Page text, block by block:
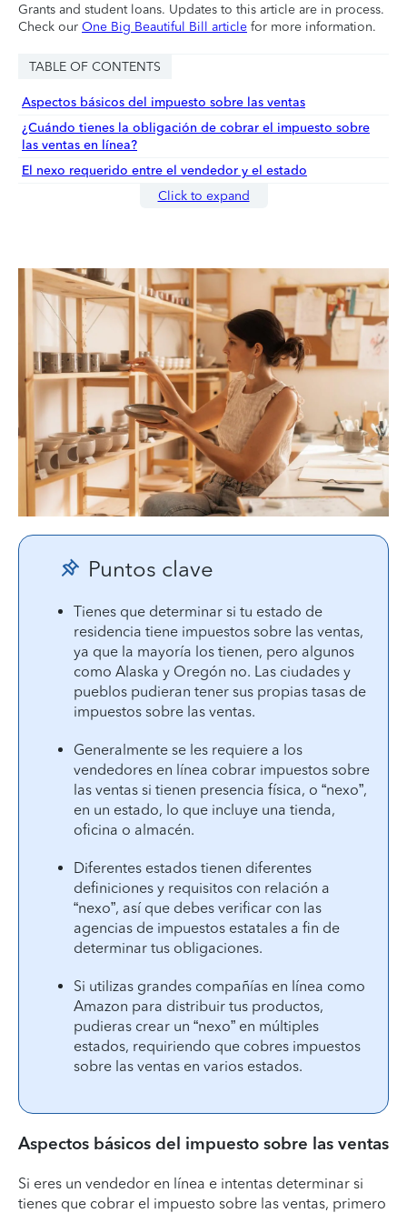
Grants and student loans. Updates to this article are in process.
Check our One Big Beautiful Bill article for more information.
TABLE OF CONTENTS
Aspectos básicos del impuesto sobre las ventas
¿Cuándo tienes la obligación de cobrar el impuesto sobre
las ventas en línea?
El nexo requerido entre el vendedor y el estado
Click to expand
Puntos clave
Tienes que determinar si tu estado de
residencia tiene impuestos sobre las ventas,
ya que la mayoría los tienen, pero algunos
como Alaska y Oregón no. Las ciudades y
pueblos pudieran tener sus propias tasas de
impuestos sobre las ventas.
Generalmente se les requiere a los
vendedores en línea cobrar impuestos sobre
las ventas si tienen presencia física, o “nexo”,
en un estado, lo que incluye una tienda,
oficina o almacén.
Diferentes estados tienen diferentes
definiciones y requisitos con relación a
“nexo”, así que debes verificar con las
agencias de impuestos estatales a fin de
determinar tus obligaciones.
Si utilizas grandes compañías en línea como
Amazon para distribuir tus productos,
pudieras crear un “nexo” en múltiples
estados, requiriendo que cobres impuestos
sobre las ventas en varios estados.
Aspectos básicos del impuesto sobre las ventas
Si eres un vendedor en línea e intentas determinar si
tienes que cobrar el impuesto sobre las ventas, primero